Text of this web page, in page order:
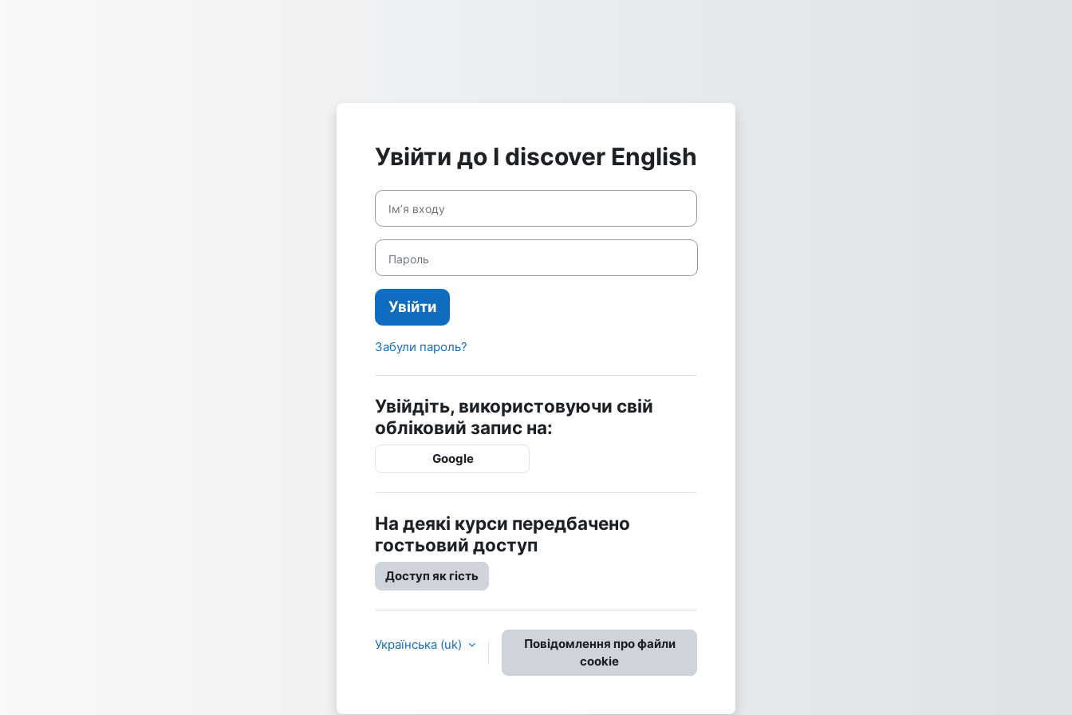
Увійти до I discover English
Ім’я входу
Пароль
Увійти
Забули пароль?
Увійдіть, використовуючи свій
обліковий запис на:
Google
На деякі курси передбачено
гостьовий доступ
Доступ як гість
Українська ‎(uk)‎
Повідомлення про файли
cookie